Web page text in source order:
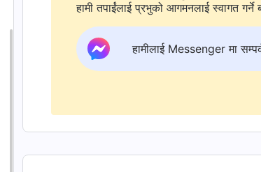
हामी तपाईंलाई प्रभुको आगमनलाई स्वागत गर्ने
हामीलाई Messenger मा